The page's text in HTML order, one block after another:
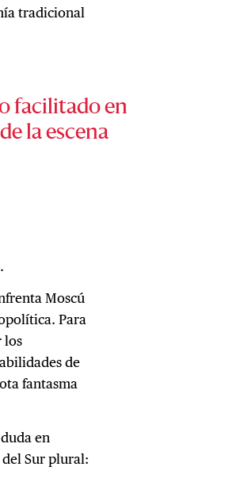
tradicional
facilitado en
la escena
Moscú
Para
los
de
fantasma
en
del Sur plural: